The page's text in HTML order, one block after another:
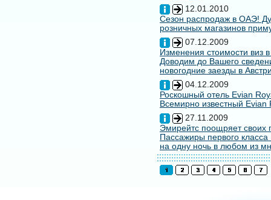
12.01.2010
Сезон распродаж в ОАЭ!
розничных магазинов
07.12.2009
Изменения стоимости виз
Доводим до Вашего
новогодние заезды в
04.12.2009
Роскошный отель Evian
Всемирно известный
27.11.2009
Эмирейтс поощряет своих
Пассажиры первого
на одну ночь в любом из